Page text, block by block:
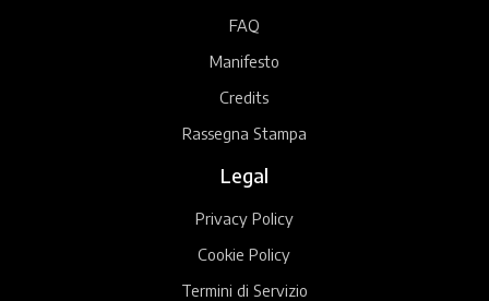
FAQ
Manifesto
Credits
Rassegna Stampa
Legal
Privacy Policy
Cookie Policy
Termini di Servizio